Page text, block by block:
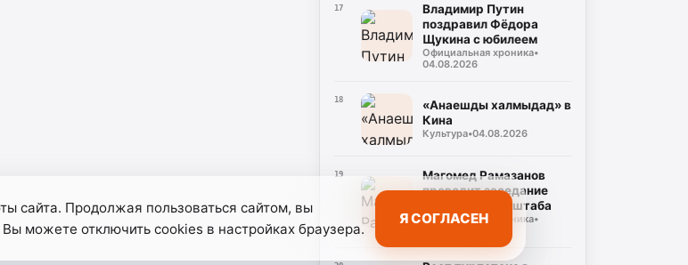
17
Владимир Путин
поздравил Фёдора
Щукина с юбилеем
Официальная хроника•
04.08.2026
18
«Анаешды халмыдад» в
Кина
Культура•04.08.2026
19
Магомед Рамазанов
проводит заседание
Оперативного штаба
Официальная хроника•
сайта. Продолжая пользоваться сайтом, вы
Вы можете отключить cookies в настройках браузера.
Я СОГЛАСЕН